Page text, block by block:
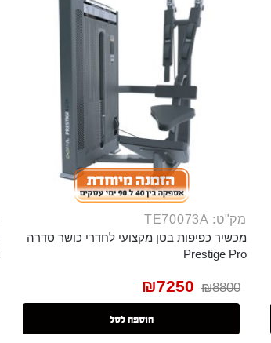
מק"ט: TE70073A
מכשיר כפיפות בטן מקצועי לחדרי כושר סדרה
Prestige Pro
₪8800
₪7250
הוספה לסל